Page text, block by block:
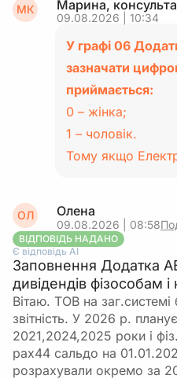
МК Марина,
09.08.2026 | 10:34
У графі 06
зазначати
приймається:
0 – жінка;
1 – чоловік.
Тому якщо
ОЛ Олена
09.08.2026 | 08:58
ВІДПОВІДЬ НАДАНО
Є відповідь АІ
Заповнення Додатка
дивідендів фізособам
Вітаю. ТОВ на заг.системі
звітність. У 2026 р.
2021,2024,2025 роки і
рах44 сальдо на
розрахували окремо за